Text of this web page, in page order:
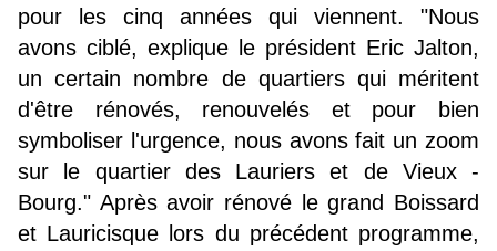
pour les cinq années qui viennent. "Nous
avons ciblé, explique le président Eric Jalton,
un certain nombre de quartiers qui méritent
d'être rénovés, renouvelés et pour bien
symboliser l'urgence, nous avons fait un zoom
sur le quartier des Lauriers et de Vieux -
Bourg." Après avoir rénové le grand Boissard
et Lauricisque lors du précédent programme,